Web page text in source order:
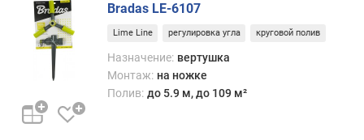
л
и
ч
т
в
Bradas LE-6107
Lime Line регулировка угла круговой полив
Назначение: вертушка
Монтаж: на ножке
Полив: до 5.9 м, до 109 м²